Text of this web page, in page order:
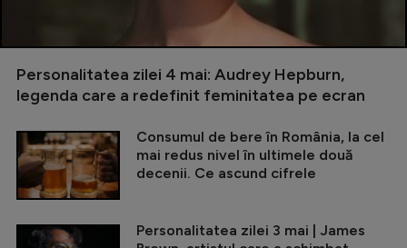
Personalitatea zilei 4 mai: Audrey Hepburn,
legenda care a redefinit feminitatea pe ecran
Consumul de bere în România, la cel
mai redus nivel în ultimele două
decenii. Ce ascund cifrele
Personalitatea zilei 3 mai | James